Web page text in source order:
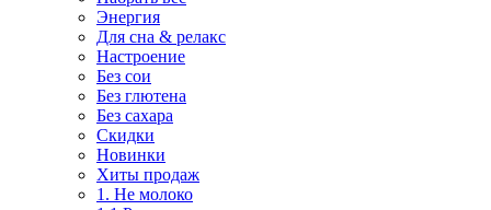
Энергия
Для сна & релакс
Настроение
Без сои
Без глютена
Без сахара
Скидки
Новинки
Хиты продаж
1. Не молоко